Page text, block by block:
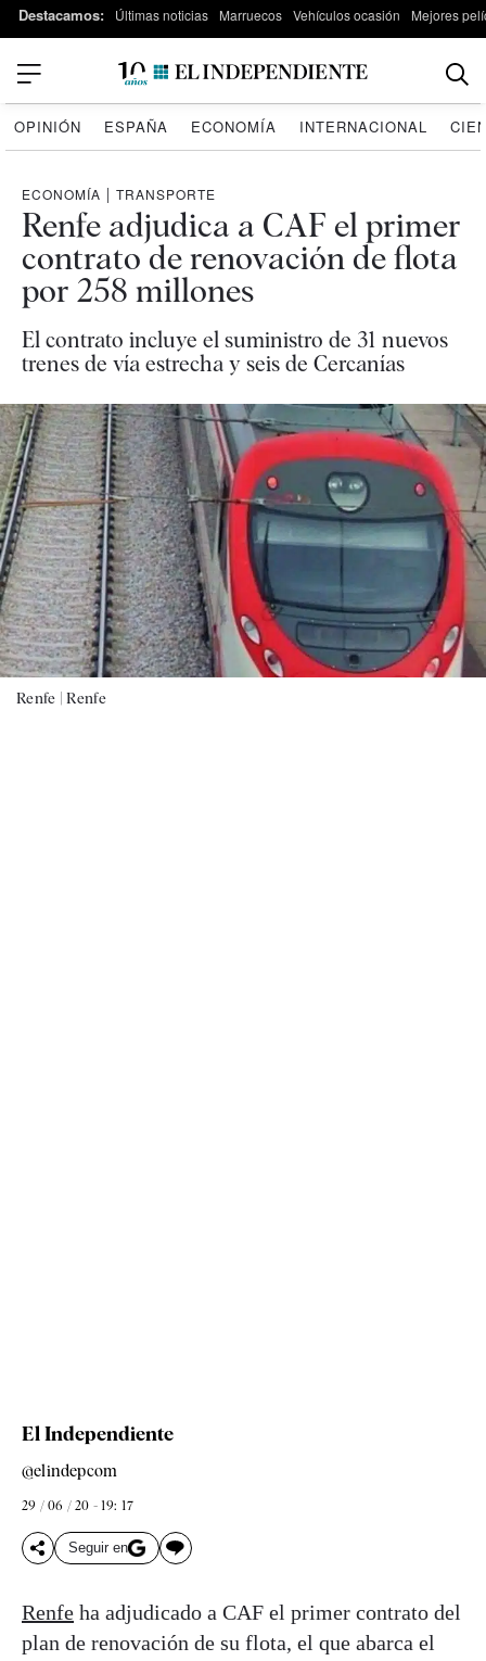
Destacamos: Últimas noticias Marruecos Vehículos ocasión Mejores
OPINIÓN ESPAÑA ECONOMÍA INTERNACIONAL
ECONOMÍA | TRANSPORTE
Renfe adjudica a CAF el primer
contrato de renovación de flota
por 258 millones
El contrato incluye el suministro de 31 nuevos
trenes de vía estrecha y seis de Cercanías
Renfe |Renfe
El Independiente
@elindepcom
29 / 06 / 20 - 19: 17
Seguir en
Renfe ha adjudicado a CAF el primer contrato del
plan de renovación de su flota, el que abarca el